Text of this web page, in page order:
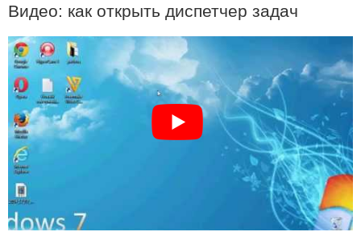
Видео: как открыть диспетчер задач